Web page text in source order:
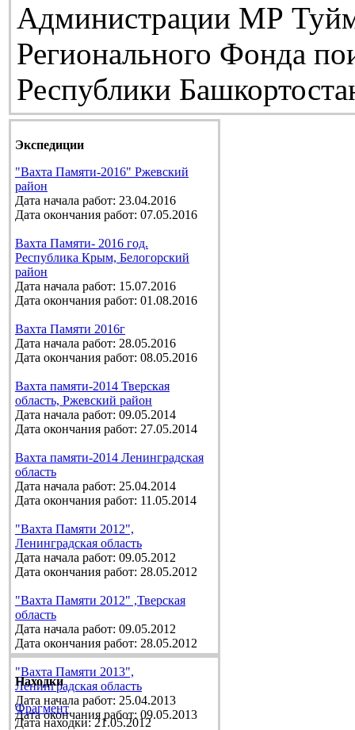
Администрации МР
Регионального Фонда
Республики
Экспедиции
"Вахта Памяти-2016" Ржевский
район
Дата начала работ: 23.04.2016
Дата окончания работ: 07.05.2016
Вахта Памяти- 2016 год.
Республика Крым, Белогорский
район
Дата начала работ: 15.07.2016
Дата окончания работ: 01.08.2016
Вахта Памяти 2016г
Дата начала работ: 28.05.2016
Дата окончания работ: 08.05.2016
Вахта памяти-2014 Тверская
область, Ржевский район
Дата начала работ: 09.05.2014
Дата окончания работ: 27.05.2014
Вахта памяти-2014 Ленинградская
область
Дата начала работ: 25.04.2014
Дата окончания работ: 11.05.2014
"Вахта Памяти 2012",
Ленинградская область
Дата начала работ: 09.05.2012
Дата окончания работ: 28.05.2012
"Вахта Памяти 2012" ,Тверская
область
Дата начала работ: 09.05.2012
Дата окончания работ: 28.05.2012
"Вахта Памяти 2013",
Ленинградская область
Дата начала работ: 25.04.2013
Дата окончания работ: 09.05.2013
Находки
Фрагмент
Дата находки: 21.05.2012